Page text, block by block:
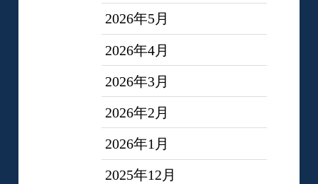
2026年5月
2026年4月
2026年3月
2026年2月
2026年1月
2025年12月